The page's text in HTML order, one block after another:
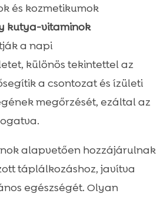
és kozmetikumok
kutya-vitaminok
a napi
különös tekintettel az
a csontozat és ízületi
megőrzését, ezáltal az
alapvetően hozzájárulnak
táplálkozáshoz, javítva
egészségét. Olyan